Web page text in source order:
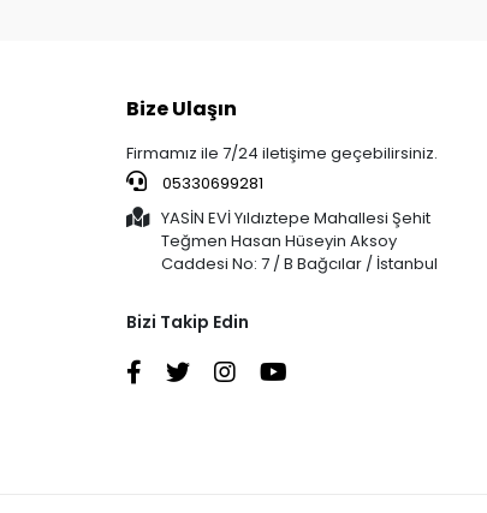
Bize Ulaşın
Firmamız ile 7/24 iletişime geçebilirsiniz.
05330699281
YASİN EVİ Yıldıztepe Mahallesi Şehit
Teğmen Hasan Hüseyin Aksoy
Caddesi No: 7 / B Bağcılar / İstanbul
Bizi Takip Edin